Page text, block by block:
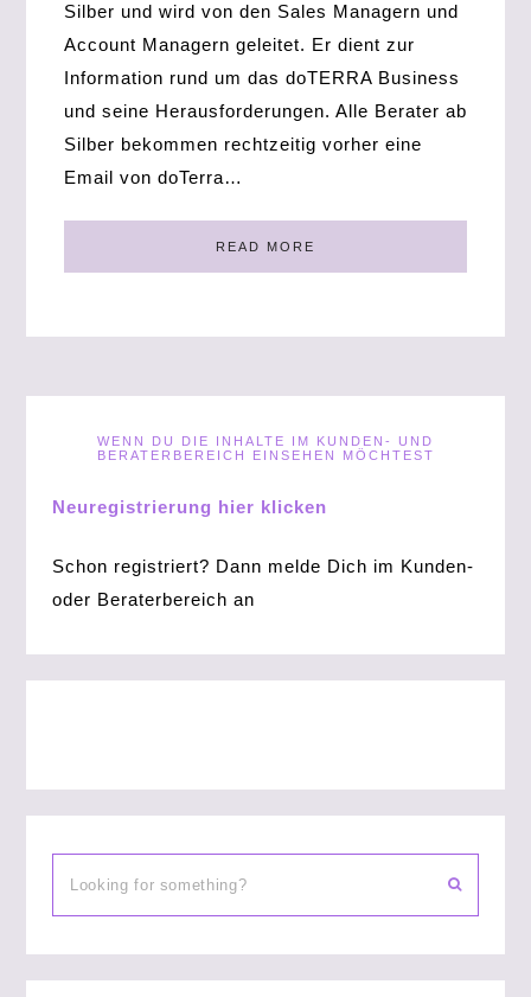
Silber und wird von den Sales Managern und
Account Managern geleitet. Er dient zur
Information rund um das doTERRA Business
und seine Herausforderungen. Alle Berater ab
Silber bekommen rechtzeitig vorher eine
Email von doTerra…
READ MORE
WENN DU DIE INHALTE IM KUNDEN- UND
BERATERBEREICH EINSEHEN MÖCHTEST
Neuregistrierung hier klicken
Schon registriert? Dann melde Dich im Kunden-
oder Beraterbereich an